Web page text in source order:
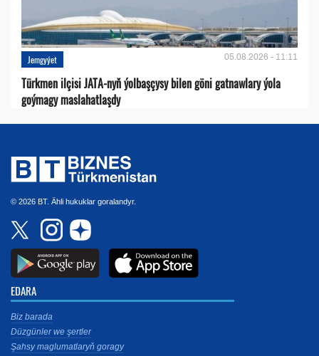
Jemgyýet 05.08.2026 - 11:11
Türkmen ilçisi JATA-nyň ýolbaşçysy bilen göni gatnawlary ýola
goýmagy maslahatlaşdy
© 2026 BT. Ähli hukuklar goralandyr.
EDARA
Biz barada
Düzgünler we şertler
Şahsy maglumatlaryň goragy